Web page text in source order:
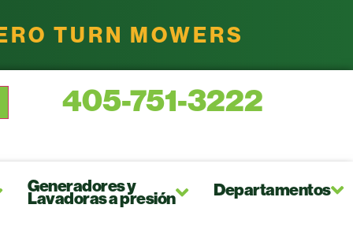
TURN MOWERS
405-751-3222
Generadores y
Lavadoras a presión Departamentos